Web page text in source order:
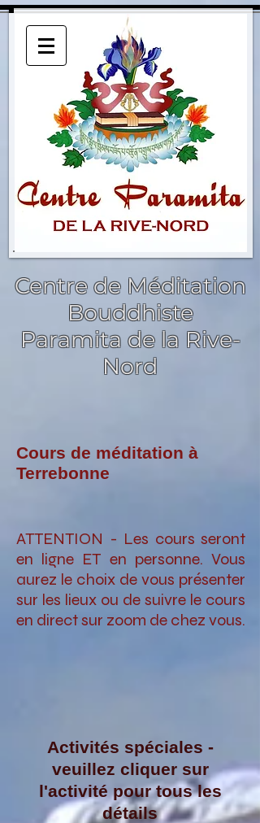
Centre de Méditation
Bouddhiste
Paramita de la Rive-
Nord
Cours de méditation à
Terrebonne
ATTENTION - Les cours seront
en ligne ET en personne. Vous
aurez le choix de vous présenter
sur les lieux ou de suivre le cours
en direct sur zoom de chez vous.
Activités spéciales -
veuillez cliquer sur
l'activité pour tous les
détails